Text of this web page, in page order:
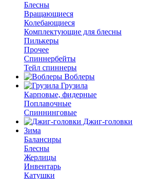
Блесны
Вращающиеся
Колебающиеся
Комплектующие для блесны
Пилькеры
Прочее
Спиннербейты
Тейл спиннеры
Воблеры
Грузила
Карповые, фидерные
Поплавочные
Спиннинговые
Джиг-головки
Зима
Балансиры
Блесны
Жерлицы
Инвентарь
Катушки